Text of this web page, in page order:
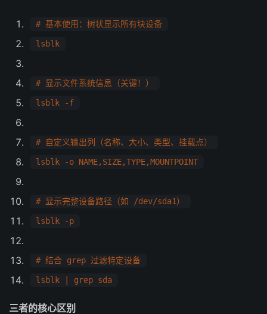
# 基本使用：树状显示所有块设备
lsblk
# 显示文件系统信息（关键！）
lsblk -f
# 自定义输出列（名称、大小、类型、挂载点）
lsblk -o NAME,SIZE,TYPE,MOUNTPOINT
# 显示完整设备路径（如 /dev/sda1）
lsblk -p
# 结合 grep 过滤特定设备
lsblk | grep sda
三者的核心区别